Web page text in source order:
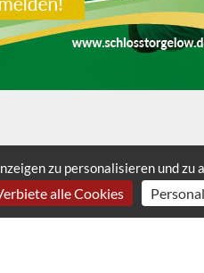
zu personalisieren und
alle Cookies